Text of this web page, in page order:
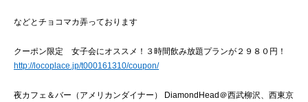
などとチョコマカ弄っております
クーポン限定 女子会にオススメ！３時間飲み放題プランが２９８０円！
http://locoplace.jp/t000161310/coupon/
夜カフェ＆バー（アメリカンダイナー） DiamondHead＠西武柳沢、西東京